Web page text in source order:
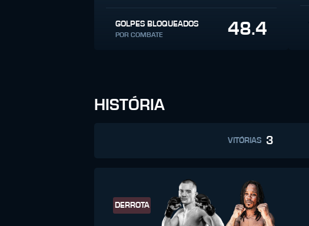
GOLPES BLOQUEADOS
POR COMBATE 48.4
HISTÓRIA
VITÓRIAS 3
DERROTA